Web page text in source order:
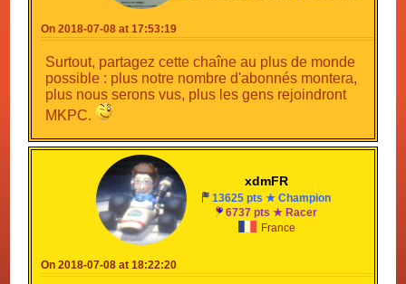
On 2018-07-08 at 17:53:19
Surtout, partagez cette chaîne au plus de monde
possible : plus notre nombre d'abonnés montera,
plus nous serons vus, plus les gens rejoindront
MKPC.
xdmFR
13625 pts ★ Champion
6737 pts ★ Racer
France
On 2018-07-08 at 18:22:20